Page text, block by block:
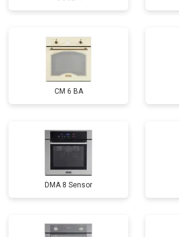
CM 6 BA
DMA 8 Sensor